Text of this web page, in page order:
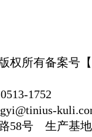
权所有备案号【
1752
58号 生产基